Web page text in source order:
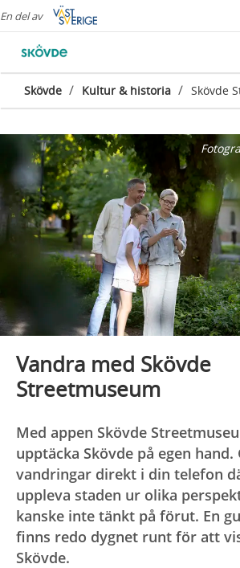
En del av
Skövde / Kultur & historia / Skövde
Vandra med Skövde
Streetmuseum
Med appen Skövde
upptäcka Skövde på egen hand.
vandringar direkt i din telefon
uppleva staden ur olika
kanske inte tänkt på förut. En
finns redo dygnet runt för att
Skövde.